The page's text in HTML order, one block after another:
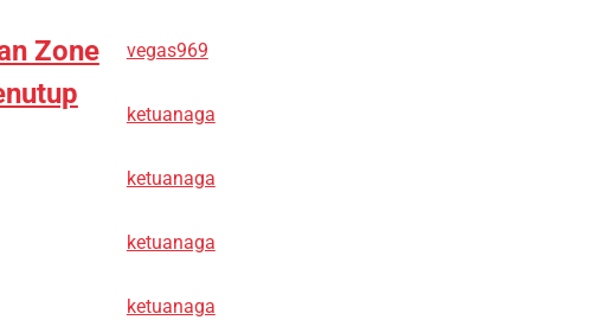
Zone
vegas969
ketuanaga
ketuanaga
ketuanaga
ketuanaga